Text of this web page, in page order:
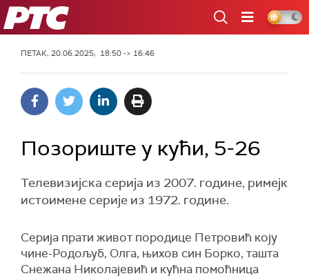
РТС
ПЕТАК, 20.06.2025, 18:50 -> 16:46
Позориште у кући, 5-26
Телевизијска серија из 2007. године, римејк
истоимене серије из 1972. године.
Серија прати живот породице Петровић коју
чине-Родољуб, Олга, њихов син Борко, ташта
Снежана Николајевић и кућна помоћница